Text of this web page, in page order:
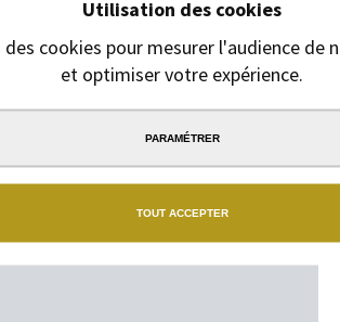
Utilisation des cookies
des cookies pour mesurer l'audience de
et optimiser votre expérience.
PARAMÉTRER
TOUT ACCEPTER
texte en cliquant sur
"GRAVURE"
1,00 €